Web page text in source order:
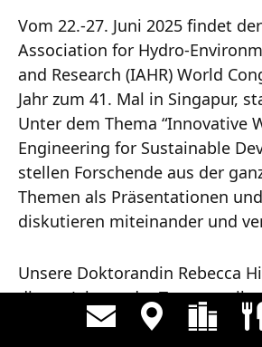
Vom 22.-27. Juni 2025 findet
Association for Hydro-
and Research (IAHR) World
Jahr zum 41. Mal in Singapur,
Unter dem Thema “Innovative
Engineering for Sustainable
stellen Forschende aus der
Themen als Präsentationen
diskutieren miteinander und
Unsere Doktorandin Rebecca
dieses Jahr an der Tagung teil
Forschungsprojekt in Form